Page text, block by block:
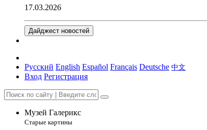
17.03.2026
Дайджест новостей
Русский English Español Français Deutsche 中文
Вход Регистрация
Музей Галерикс
Старые картины